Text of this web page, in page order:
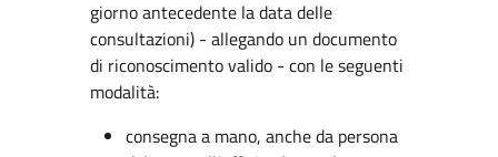
giorno antecedente la data delle
consultazioni) - allegando un documento
di riconoscimento valido - con le seguenti
modalità:
consegna a mano, anche da persona